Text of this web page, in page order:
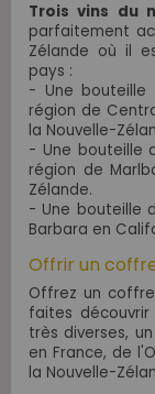
Trois vins du
parfaitement
Zélande où il
pays :
- Une bouteille
région de
la Nouvelle-
- Une bouteille
région de
Zélande.
- Une bouteille
Barbara en
Offrir un
Offrez un
faites découvrir
très diverses,
en France, de
la Nouvelle-